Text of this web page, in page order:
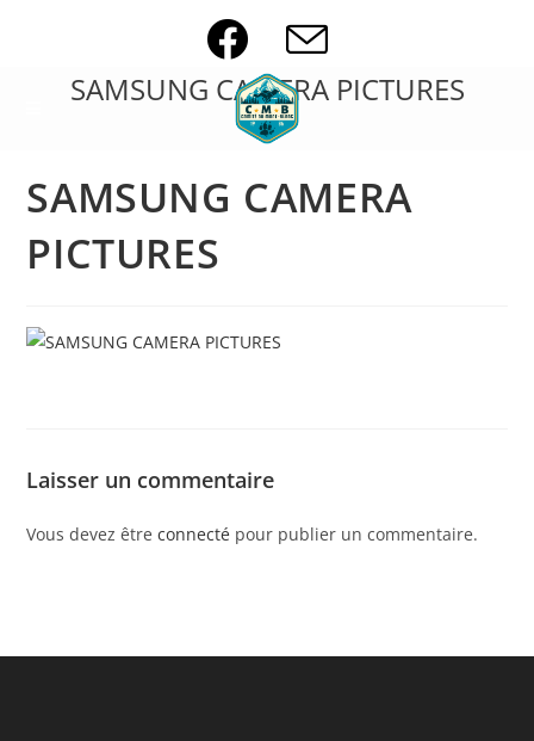
SAMSUNG CAMERA PICTURES
SAMSUNG CAMERA
PICTURES
Laisser un commentaire
Vous devez êtreconnecté pour publier un commentaire.